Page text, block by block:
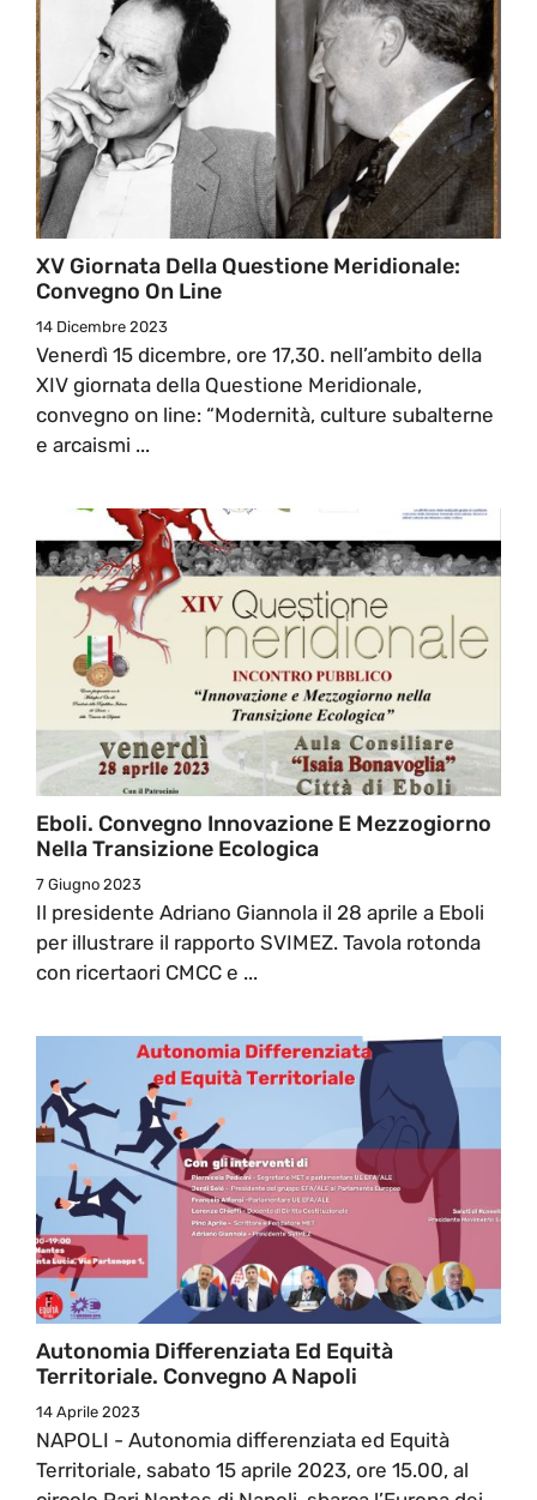
XV Giornata Della Questione Meridionale:
Convegno On Line
14 Dicembre 2023
Venerdì 15 dicembre, ore 17,30. nell’ambito della
XIV giornata della Questione Meridionale,
convegno on line: “Modernità, culture subalterne
e arcaismi ...
Eboli. Convegno Innovazione E Mezzogiorno
Nella Transizione Ecologica
7 Giugno 2023
Il presidente Adriano Giannola il 28 aprile a Eboli
per illustrare il rapporto SVIMEZ. Tavola rotonda
con ricertaori CMCC e ...
Autonomia Differenziata Ed Equità
Territoriale. Convegno A Napoli
14 Aprile 2023
NAPOLI - Autonomia differenziata ed Equità
Territoriale, sabato 15 aprile 2023, ore 15.00, al